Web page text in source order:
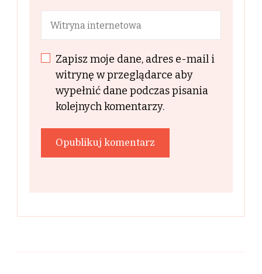
Zapisz moje dane, adres e-mail i
witrynę w przeglądarce aby
wypełnić dane podczas pisania
kolejnych komentarzy.